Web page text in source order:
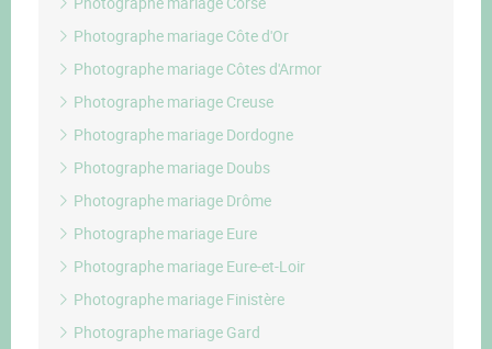
Photographe mariage Côte d'Or
Photographe mariage Côtes d'Armor
Photographe mariage Creuse
Photographe mariage Dordogne
Photographe mariage Doubs
Photographe mariage Drôme
Photographe mariage Eure
Photographe mariage Eure-et-Loir
Photographe mariage Finistère
Photographe mariage Gard